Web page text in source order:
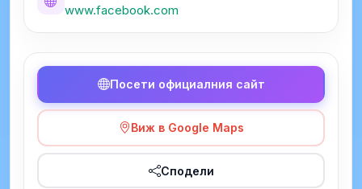
www.facebook.com
Посети официалния сайт
Виж в Google Maps
Сподели